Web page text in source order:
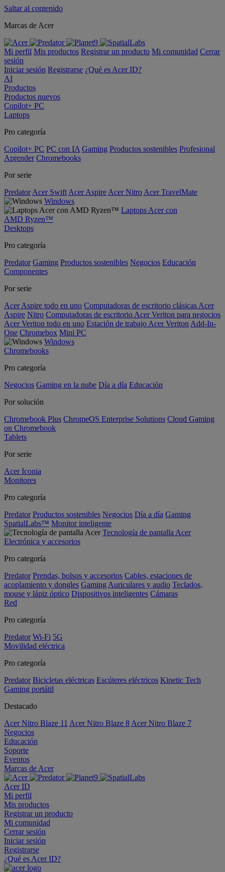
Saltar al contenido
Marcas de Acer
Mi perfil Mis productos Registrar un producto Mi comunidad Cerrar
sesión
Iniciar sesión Registrarse ¿Qué es Acer ID?
AI
Productos
Productos nuevos
Copilot+ PC
Laptops
Pro categoría
Copilot+ PC PC con IA Gaming Productos sostenibles Profesional
Aprender Chromebooks
Por serie
Predator Acer Swift Acer Aspire Acer Nitro Acer TravelMate
Windows
Laptops Acer con
AMD Ryzen™
Desktops
Pro categoría
Predator Gaming Productos sostenibles Negocios Educación
Componentes
Por serie
Acer Aspire todo en uno Computadoras de escritorio clásicas Acer
Aspire Nitro Computadoras de escritorio Acer Veriton para negocios
Acer Veriton todo en uno Estación de trabajo Acer Veriton Add-In-
One Chromebox Mini PC
Windows
Chromebooks
Pro categoría
Negocios Gaming en la nube Día a día Educación
Por solución
Chromebook Plus ChromeOS Enterprise Solutions Cloud Gaming
on Chromebook
Tablets
Por serie
Acer Iconia
Monitores
Pro categoría
Predator Productos sostenibles Negocios Día a día Gaming
SpatialLabs™ Monitor inteligente
Tecnología de pantalla Acer
Electrónica y accesorios
Pro categoría
Predator Prendas, bolsos y accesorios Cables, estaciones de
acoplamiento y dongles Gaming Auriculares y audio Teclados,
mouse y lápiz óptico Dispositivos inteligentes Cámaras
Red
Pro categoría
Predator Wi-Fi 5G
Movilidad eléctrica
Pro categoría
Predator Bicicletas eléctricas Escúteres eléctricos Kinetic Tech
Gaming portátil
Destacado
Acer Nitro Blaze 11 Acer Nitro Blaze 8 Acer Nitro Blaze 7
Negocios
Educación
Soporte
Eventos
Marcas de Acer
Acer ID
Mi perfil
Mis productos
Registrar un producto
Mi comunidad
Cerrar sesión
Iniciar sesión
Registrarse
¿Qué es Acer ID?